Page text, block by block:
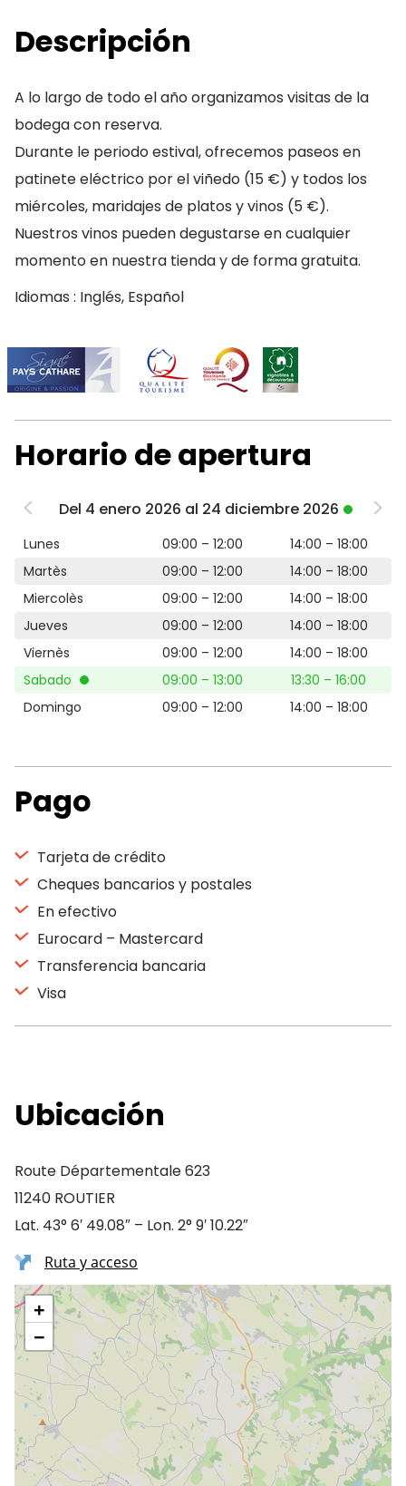
Descripción
A lo largo de todo el año organizamos visitas de la
bodega con reserva.
Durante le periodo estival, ofrecemos paseos en
patinete eléctrico por el viñedo (15 €) y todos los
miércoles, maridajes de platos y vinos (5 €).
Nuestros vinos pueden degustarse en cualquier
momento en nuestra tienda y de forma gratuita.
Idiomas : Inglés, Español
Horario de apertura
Del 4 enero 2026 al 24 diciembre 2026
Lunes 09:00 – 12:00
14:00 – 18:00
Martès
09:00 – 12:00
14:00 – 18:00
Miercolès
09:00 – 12:00
14:00 – 18:00
Jueves
09:00 – 12:00
14:00 – 18:00
Viernès
09:00 – 12:00
14:00 – 18:00
Sabado
09:00 – 13:00
13:30 – 16:00
Domingo
09:00 – 12:00 14:00 – 18:00
Pago
Tarjeta de crédito
Cheques bancarios y postales
En efectivo
Eurocard – Mastercard
Transferencia bancaria
Visa
Ubicación
Route Départementale 623
11240 ROUTIER
Lat. 43° 6′ 49.08″ – Lon. 2° 9′ 10.22″
Ruta y acceso
+
−